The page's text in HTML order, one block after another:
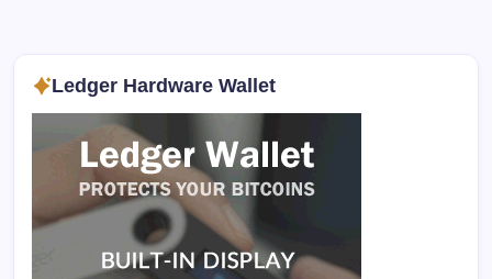
Ledger Hardware Wallet